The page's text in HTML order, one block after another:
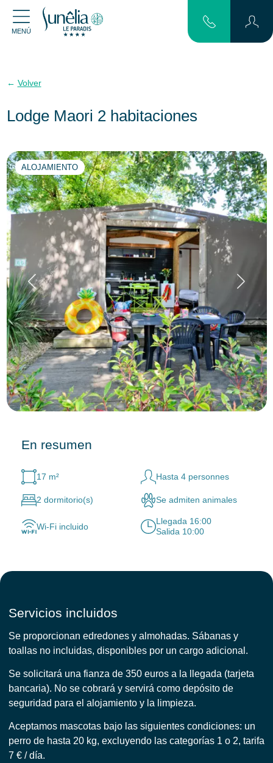
MENÚ
Volver
Lodge Maori 2 habitaciones
ALOJAMIENTO
En resumen
17 m² Hasta 4 personnes
2 dormitorio(s) Se admiten animales
Wi-Fi incluido
Llegada 16:00
Salida 10:00
Servicios incluidos
Se proporcionan edredones y almohadas. Sábanas y
toallas no incluidas, disponibles por un cargo adicional.
Se solicitará una fianza de 350 euros a la llegada (tarjeta
bancaria). No se cobrará y servirá como depósito de
seguridad para el alojamiento y la limpieza.
Aceptamos mascotas bajo las siguientes condiciones: un
perro de hasta 20 kg, excluyendo las categorías 1 o 2, tarifa
7 € / día.